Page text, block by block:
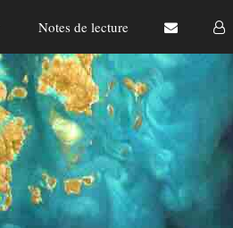
Notes de lecture